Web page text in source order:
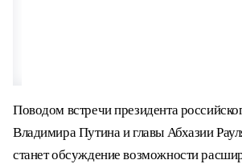
Поводом встречи президента
Владимира Путина и главы Абхазии
станет обсуждение возможности